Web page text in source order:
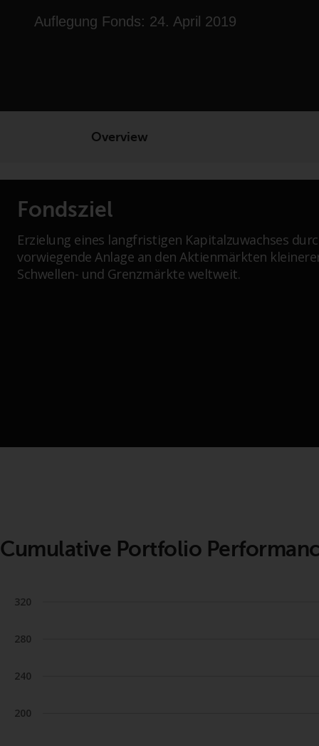
Auflegung Fonds: 24. April 2019
Overview
Fondsziel
Erzielung eines langfristigen Kapitalzuwachses
vorwiegende Anlage an den Aktienmärkten
Schwellen- und Grenzmärkte weltweit.
Cumulative Portfolio
200
240
280
320